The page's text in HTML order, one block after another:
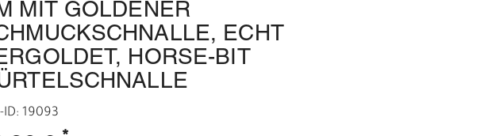
MIT GOLDENER
ECHT
HORSE-BIT
19093